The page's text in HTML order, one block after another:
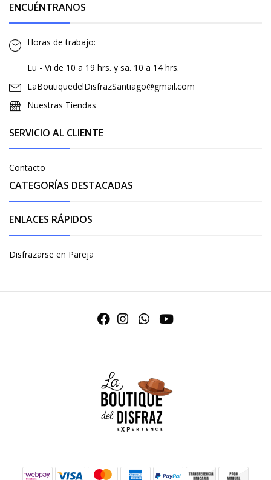
ENCUÉNTRANOS
Horas de trabajo:
Lu - Vi de 10 a 19 hrs. y sa. 10 a 14 hrs.
LaBoutiquedelDisfrazSantiago@gmail.com
Nuestras Tiendas
SERVICIO AL CLIENTE
Contacto
CATEGORÍAS DESTACADAS
ENLACES RÁPIDOS
Disfrazarse en Pareja